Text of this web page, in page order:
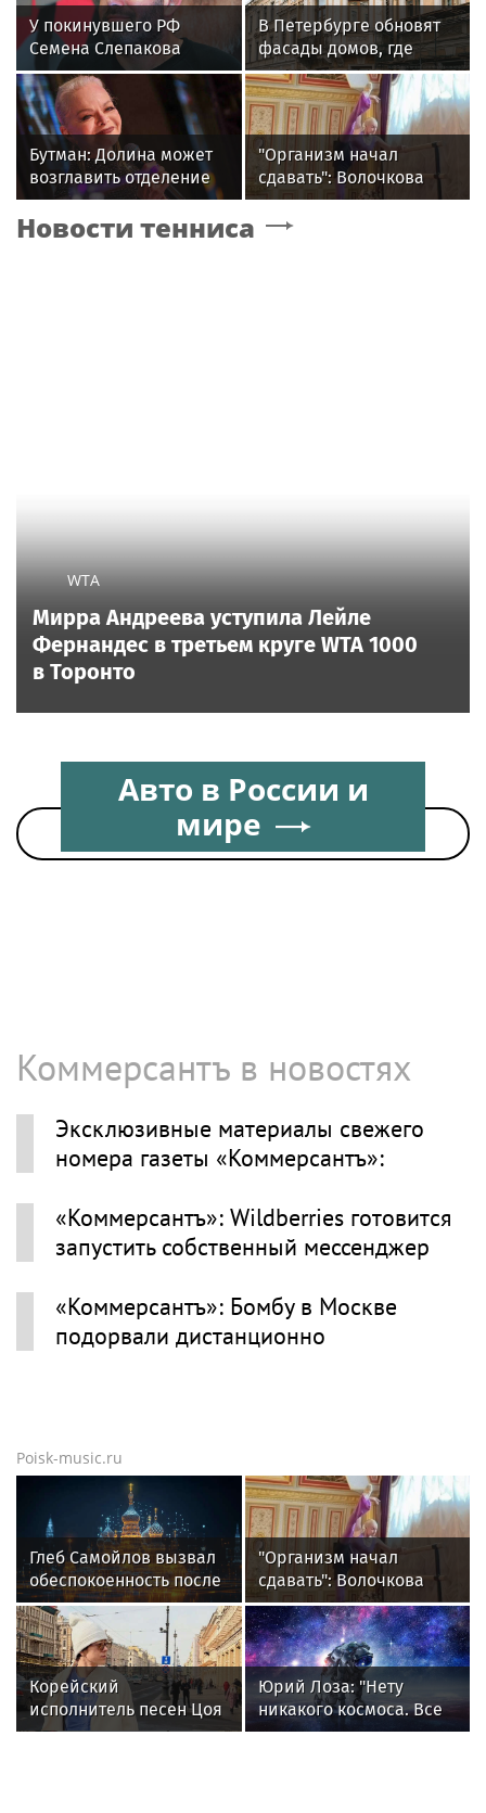
У покинувшего РФ
Семена Слепакова
нашли еще две
квартиры в Москве
В Петербурге обновят
фасады домов, где
жили Чайковский и
Тургенев
Бутман: Долина может
возглавить отделение
вокала в первом в РФ
джазовом вузе
"Организм начал
сдавать": Волочкова
раскрыла причину
отсутствия фотографий
Новости тенниса
WTA
Мирра Андреева уступила Лейле
Фернандес в третьем круге WTA 1000
в Торонто
Все новости по теме на сегодня
Коммерсантъ в новостях